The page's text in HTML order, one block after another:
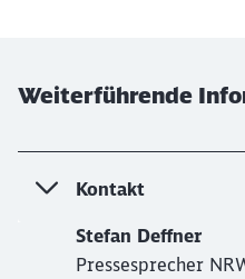
Weiterführende
Kontakt
Stefan Deffner
Pressesprecher